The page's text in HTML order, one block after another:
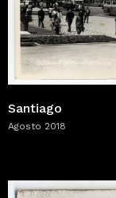
Santiago
Agosto 2018